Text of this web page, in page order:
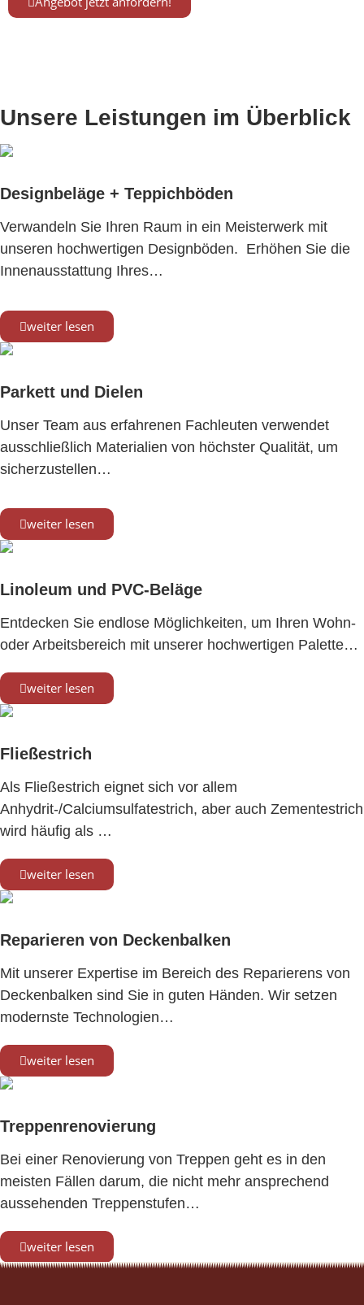
Unsere Leistungen im Überblick
Designbeläge + Teppichböden
Verwandeln Sie Ihren Raum in ein Meisterwerk mit
unseren hochwertigen Designböden. Erhöhen Sie die
Innenausstattung Ihres…
weiter lesen
Parkett und Dielen
Unser Team aus erfahrenen Fachleuten verwendet
ausschließlich Materialien von höchster Qualität, um
sicherzustellen…
weiter lesen
Linoleum und PVC-Beläge
Entdecken Sie endlose Möglichkeiten, um Ihren Wohn-
oder Arbeitsbereich mit unserer hochwertigen Palette…
weiter lesen
Fließestrich
Als Fließestrich eignet sich vor allem
Anhydrit-/Calciumsulfatestrich, aber auch Zementestrich
wird häufig als …
weiter lesen
Reparieren von Deckenbalken
Mit unserer Expertise im Bereich des Reparierens von
Deckenbalken sind Sie in guten Händen. Wir setzen
modernste Technologien…
weiter lesen
Treppenrenovierung
Bei einer Renovierung von Treppen geht es in den
meisten Fällen darum, die nicht mehr ansprechend
aussehenden Treppenstufen…
weiter lesen